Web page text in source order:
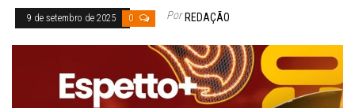
9 de setembro de 2025 0 Por REDAÇÃO